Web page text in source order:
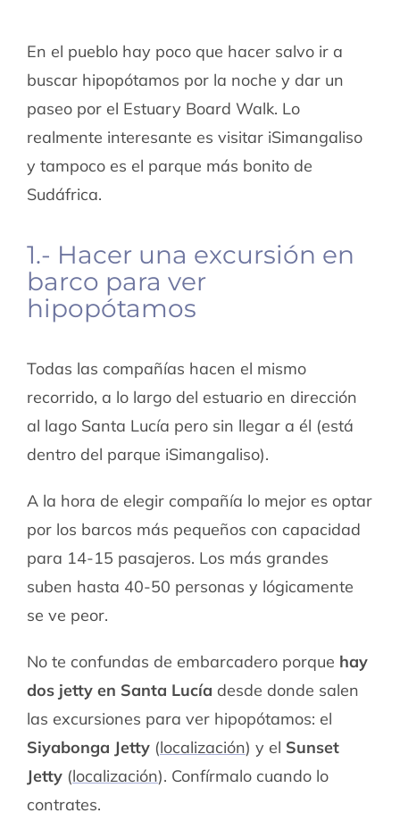
En el pueblo hay poco que hacer salvo ir a
buscar hipopótamos por la noche y dar un
paseo por el Estuary Board Walk. Lo
realmente interesante es visitar iSimangaliso
y tampoco es el parque más bonito de
Sudáfrica.
1.- Hacer una excursión en
barco para ver
hipopótamos
Todas las compañías hacen el mismo
recorrido, a lo largo del estuario en dirección
al lago Santa Lucía pero sin llegar a él (está
dentro del parque iSimangaliso).
A la hora de elegir compañía lo mejor es optar
por los barcos más pequeños con capacidad
para 14-15 pasajeros. Los más grandes
suben hasta 40-50 personas y lógicamente
se ve peor.
No te confundas de embarcadero porque hay
dos jetty en Santa Lucía desde donde salen
las excursiones para ver hipopótamos: el
Siyabonga Jetty(localización) y el Sunset
Jetty(localización). Confírmalo cuando lo
contrates.